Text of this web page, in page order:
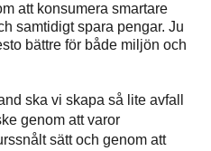
att konsumera smartare
samtidigt spara pengar. Ju
bättre för både miljön och
ska vi skapa så lite avfall
genom att varor
sätt och genom att